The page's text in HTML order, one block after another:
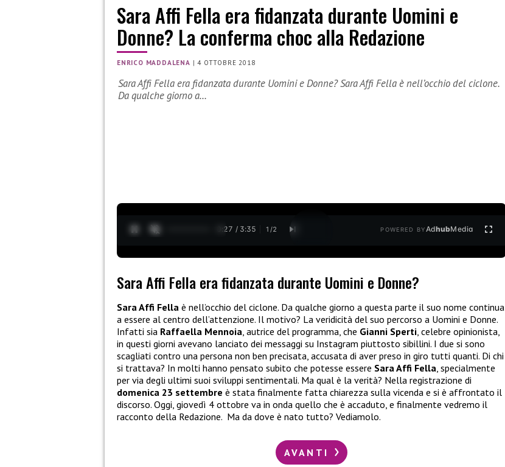
Sara Affi Fella era fidanzata durante Uomini e
Donne? La conferma choc alla Redazione
ENRICO MADDALENA |4 OTTOBRE 2018
Sara Affi Fella era fidanzata durante Uomini e Donne? Sara Affi Fella è nell’occhio del ciclone.
Da qualche giorno a…
0:28 / 3:35 1 /2 POWERED BYAdhubMedia
Sara Affi Fella era fidanzata durante Uomini e Donne?
Sara Affi Fella è nell’occhio del ciclone. Da qualche giorno a questa parte il suo nome continua
a essere al centro dell’attenzione. Il motivo? La veridicità del suo percorso a Uomini e Donne.
Infatti sia Raffaella Mennoia, autrice del programma, che Gianni Sperti, celebre opinionista,
in questi giorni avevano lanciato dei messaggi su Instagram piuttosto sibillini. I due si sono
scagliati contro una persona non ben precisata, accusata di aver preso in giro tutti quanti. Di chi
si trattava? In molti hanno pensato subito che potesse essere Sara Affi Fella, specialmente
per via degli ultimi suoi sviluppi sentimentali. Ma qual è la verità? Nella registrazione di
domenica 23 settembre è stata finalmente fatta chiarezza sulla vicenda e si è affrontato il
discorso. Oggi, giovedì 4 ottobre va in onda quello che è accaduto, e finalmente vedremo il
racconto della Redazione. Ma da dove è nato tutto? Vediamolo.
AVANTI